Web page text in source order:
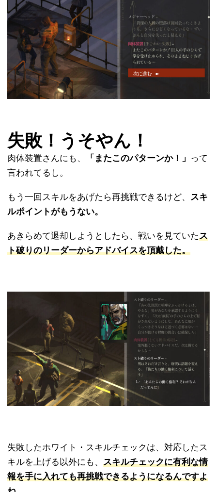
失敗！うそやん！
肉体装置さんにも、 「またこのパターンか！」 って
言われてるし。
もう一回スキルをあげたら再挑戦できるけど、 スキ
ルポイントがもうない。
あきらめて退却しようとしたら、戦いを見ていたス
ト破りのリーダーからアドバイスを頂戴した。
失敗したホワイト・スキルチェックは、対応したス
キルを上げる以外にも、 スキルチェックに有利な情
報を手に入れても再挑戦できるようになるんですよ